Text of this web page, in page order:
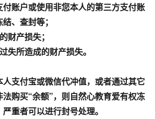
账户或使用非您本人的第三方支付账
、查封等；
财产损失；
失所造成的财产损失。
支付宝或微信代冲值，或者通过其它
购买“余额”，则自然心教育爱有权冻
重者可以进行封号处理。